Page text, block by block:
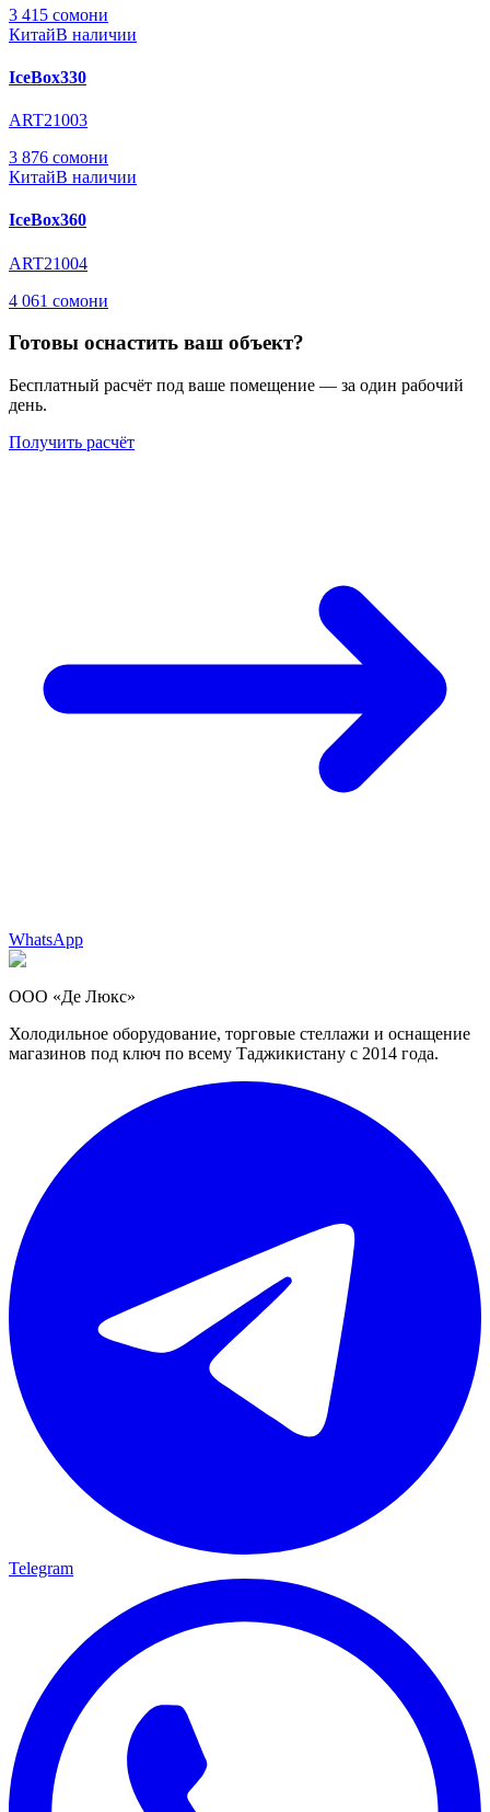
3 415 сомони
КитайВ наличии
IceBox330
ART21003
3 876 сомони
КитайВ наличии
IceBox360
ART21004
4 061 сомони
Готовы оснастить ваш объект?
Бесплатный расчёт под ваше помещение — за один рабочий
день.
Получить расчёт
WhatsApp
ООО «Де Люкс»
Холодильное оборудование, торговые стеллажи и оснащение
магазинов под ключ по всему Таджикистану с 2014 года.
Telegram